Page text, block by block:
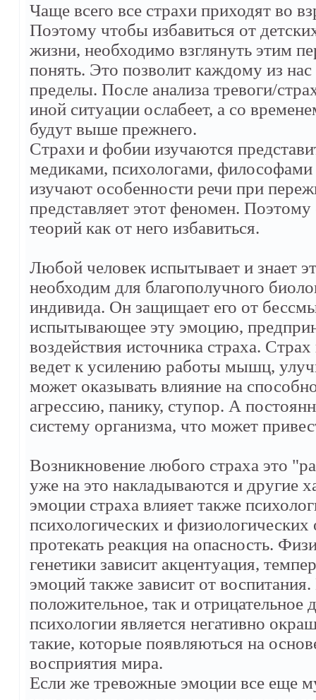
Чаще всего все страхи приходят во
Поэтому чтобы избавиться от
жизни, необходимо взглянуть этим
понять. Это позволит каждому из
пределы. После анализа тревоги/
иной ситуации ослабеет, а со
будут выше прежнего.
Страхи и фобии изучаются
медиками, психологами,
изучают особенности речи при
представляет этот феномен.
теорий как от него избавиться.
Любой человек испытывает и знает
необходим для благополучного
индивида. Он защищает его от
испытывающее эту эмоцию,
воздействия источника страха.
ведет к усилению работы мышц,
может оказывать влияние на
агрессию, панику, ступор. А
систему организма, что может
Возникновение любого страха это
уже на это накладываются и другие
эмоции страха влияет также
психологических и физиологических
протекать реакция на опасность.
генетики зависит акцентуация,
эмоций также зависит от
положительное, так и отрицательное
психологии является негативно
такие, которые появляються на
восприятия мира.
Если же тревожные эмоции все еще